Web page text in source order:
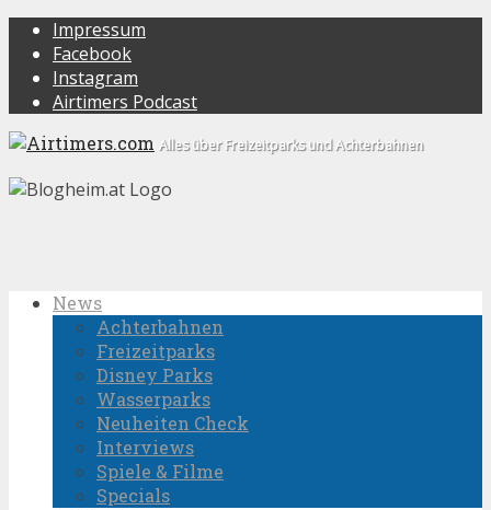
Impressum
Facebook
Instagram
Airtimers Podcast
Alles über Freizeitparks und Achterbahnen
News
Achterbahnen
Freizeitparks
Disney Parks
Wasserparks
Neuheiten Check
Interviews
Spiele & Filme
Specials